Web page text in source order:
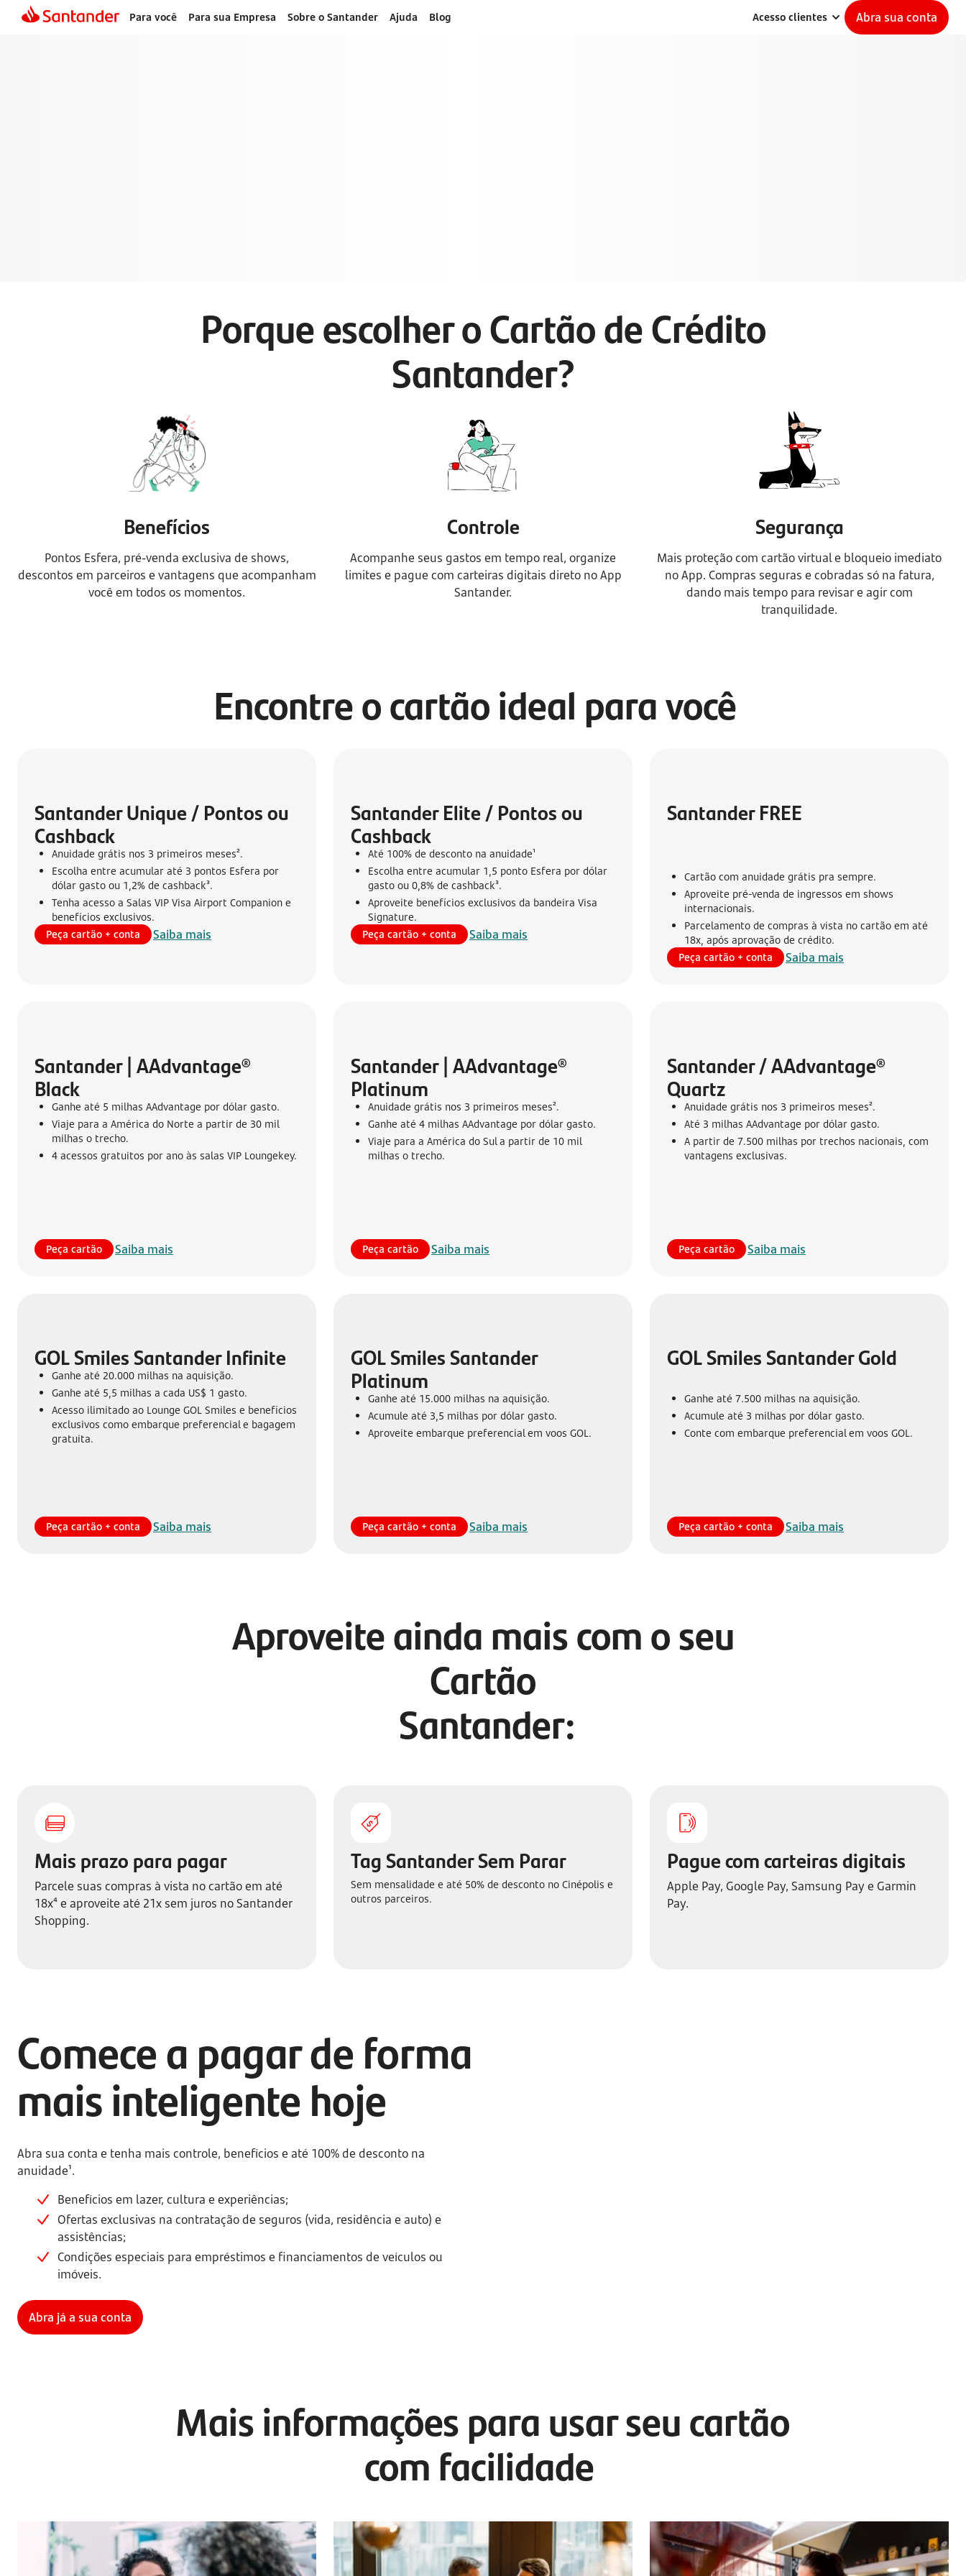
Para você Para sua Empresa Sobre o Santander Ajuda Blog Acesso clientes Abra sua conta
Porque escolher o Cartão de Crédito
Santander?
Benefícios
Pontos Esfera, pré-venda exclusiva de shows,
descontos em parceiros e vantagens que acompanham
você em todos os momentos.
Controle
Acompanhe seus gastos em tempo real, organize
limites e pague com carteiras digitais direto no App
Santander.
Segurança
Mais proteção com cartão virtual e bloqueio imediato
no App. Compras seguras e cobradas só na fatura,
dando mais tempo para revisar e agir com
tranquilidade.
Encontre o cartão ideal para você
Santander Unique / Pontos ou
Cashback
Anuidade grátis nos 3 primeiros meses².
Escolha entre acumular até 3 pontos Esfera por
dólar gasto ou 1,2% de cashback³.
Tenha acesso a Salas VIP Visa Airport Companion e
benefícios exclusivos.
Peça cartão + conta
Saiba mais
Santander Elite / Pontos ou
Cashback
Até 100% de desconto na anuidade¹
Escolha entre acumular 1,5 ponto Esfera por dólar
gasto ou 0,8% de cashback³.
Aproveite benefícios exclusivos da bandeira Visa
Signature.
Peça cartão + conta
Saiba mais
Santander FREE
Cartão com anuidade grátis pra sempre.
Aproveite pré-venda de ingressos em shows
internacionais.
Parcelamento de compras à vista no cartão em até
18x, após aprovação de crédito.
Peça cartão + conta
Saiba mais
Santander | AAdvantage®
Black
Ganhe até 5 milhas AAdvantage por dólar gasto.
Viaje para a América do Norte a partir de 30 mil
milhas o trecho.
4 acessos gratuitos por ano às salas VIP Loungekey.
Peça cartão Saiba mais
Santander | AAdvantage®
Platinum
Anuidade grátis nos 3 primeiros meses².
Ganhe até 4 milhas AAdvantage por dólar gasto.
Viaje para a América do Sul a partir de 10 mil
milhas o trecho.
Peça cartão Saiba mais
Santander / AAdvantage®
Quartz
Anuidade grátis nos 3 primeiros meses².
Até 3 milhas AAdvantage por dólar gasto.
A partir de 7.500 milhas por trechos nacionais, com
vantagens exclusivas.
Peça cartão Saiba mais
GOL Smiles Santander Infinite
Ganhe até 20.000 milhas na aquisição.
Ganhe até 5,5 milhas a cada US$ 1 gasto.
Acesso ilimitado ao Lounge GOL Smiles e benefícios
exclusivos como embarque preferencial e bagagem
gratuita.
Peça cartão + conta Saiba mais
GOL Smiles Santander
Platinum
Ganhe até 15.000 milhas na aquisição.
Acumule até 3,5 milhas por dólar gasto.
Aproveite embarque preferencial em voos GOL.
Peça cartão + conta Saiba mais
GOL Smiles Santander Gold
Ganhe até 7.500 milhas na aquisição.
Acumule até 3 milhas por dólar gasto.
Conte com embarque preferencial em voos GOL.
Peça cartão + conta Saiba mais
Aproveite ainda mais com o seu
Cartão
Santander:
Mais prazo para pagar
Parcele suas compras à vista no cartão em até
18x⁴ e aproveite até 21x sem juros no Santander
Shopping.
Tag Santander Sem Parar
Sem mensalidade e até 50% de desconto no Cinépolis e
outros parceiros.
Pague com carteiras digitais
Apple Pay, Google Pay, Samsung Pay e Garmin
Pay.
Comece a pagar de forma
mais inteligente hoje
Abra sua conta e tenha mais controle, benefícios e até 100% de desconto na
anuidade¹.
Benefícios em lazer, cultura e experiências;
Ofertas exclusivas na contratação de seguros (vida, residência e auto) e
assistências;
Condições especiais para empréstimos e financiamentos de veículos ou
imóveis.
Abra já a sua conta
Mais informações para usar seu cartão
com facilidade